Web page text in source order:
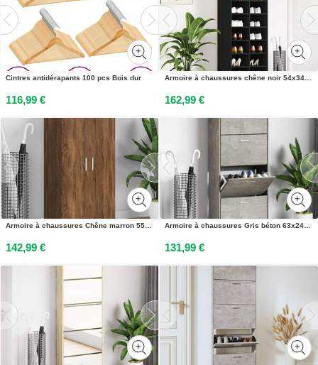
Cintres antidérapants 100 pcs Bois dur
116,99 €
Armoire à chaussures chêne noir 54x34x183 cm bois dingénierie
162,99 €
Armoire à chaussures Chêne marron 55x35x108cm Bois dingénierie
142,99 €
Armoire à chaussures Gris béton 63x24x147 cm Bois dingénierie
131,99 €